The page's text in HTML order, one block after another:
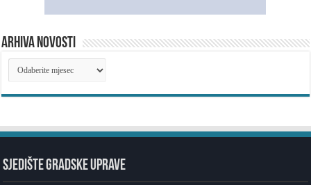
ARHIVA NOVOSTI
ARHIVA
NOVOSTI
SJEDIŠTE GRADSKE UPRAVE